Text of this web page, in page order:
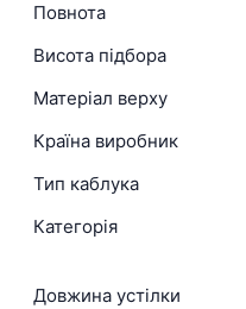
Повнота
Висота підбора
Матеріал верху
Країна виробник
Тип каблука
Категорія
Довжина устілки